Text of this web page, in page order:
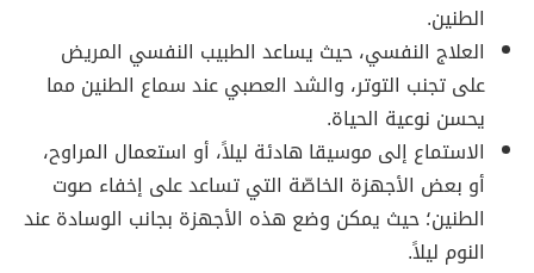
الطنين.
العلاج النفسي، حيث يساعد الطبيب النفسي المريض
على تجنب التوتر، والشد العصبي عند سماع الطنين مما
يحسن نوعية الحياة.
الاستماع إلى موسيقا هادئة ليلاً، أو استعمال المراوح،
أو بعض الأجهزة الخاصّة التي تساعد على إخفاء صوت
الطنين؛ حيث يمكن وضع هذه الأجهزة بجانب الوسادة عند
النوم ليلاً.